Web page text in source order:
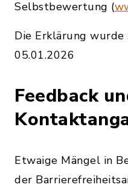
Selbstbewertung (
Die Erklärung
05.01.2026
Feedback
Etwaige Mängel in
der